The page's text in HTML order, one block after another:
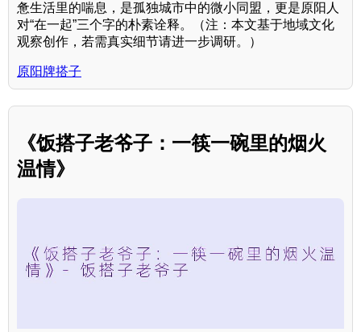
惫生活里的喘息，是孤独城市中的微小同盟，更是原阳人
对“在一起”三个字的朴素诠释。（注：本文基于地域文化
观察创作，若需真实细节请进一步调研。）
原阳牌搭子
《饭搭子老爷子：一筷一碗里的烟火
温情》